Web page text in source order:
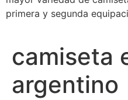
primera y segunda
camiseta
argentino